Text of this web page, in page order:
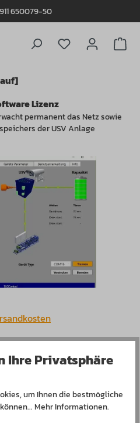
650079-50
Du hast 0
Lizenz
permanent das Netz sowie
der USV Anlage
Ihre Privatsphäre
um Ihnen die bestmögliche
Mehr Informationen.